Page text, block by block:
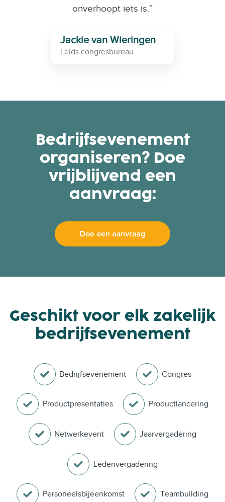
onverhoopt iets is.”
Jackie van Wieringen
Leids congresbureau
Bedrijfsevenement
organiseren? Doe
vrijblijvend een
aanvraag:
Geschikt voor elk zakelijk
bedrijfsevenement
Bedrijfsevenement Congres
Productpresentaties Productlancering
Netwerkevent Jaarvergadering
Ledenvergadering
Personeelsbijeenkomst Teambuilding